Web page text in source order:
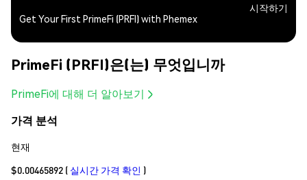
Get Your First PrimeFi (PRFI) with Phemex
시작하기
PrimeFi (PRFI)은(는) 무엇입니까
PrimeFi에 대해 더 알아보기
가격 분석
현재
$0.00465892 ( 실시간 가격 확인 )